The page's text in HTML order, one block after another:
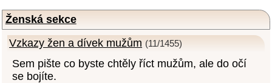
Ženská sekce
Vzkazy žen a dívek mužům (11/1455)
Sem pište co byste chtěly říct mužům, ale do očí
se bojíte.